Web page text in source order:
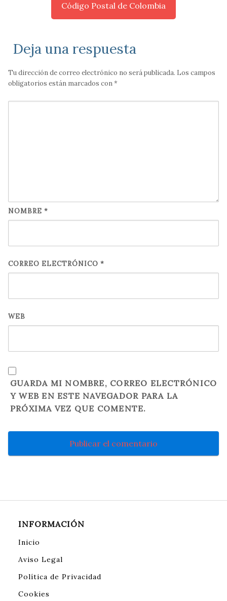
Código Postal de Colombia
Deja una respuesta
Tu dirección de correo electrónico no será publicada. Los campos
obligatorios están marcados con*
NOMBRE *
CORREO ELECTRÓNICO *
WEB
GUARDA MI NOMBRE, CORREO ELECTRÓNICO
Y WEB EN ESTE NAVEGADOR PARA LA
PRÓXIMA VEZ QUE COMENTE.
INFORMACIÓN
Inicio
Aviso Legal
Política de Privacidad
Cookies